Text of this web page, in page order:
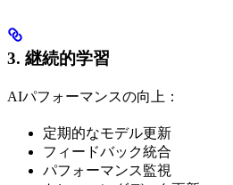
3. 継続的学習
AIパフォーマンスの向上：
定期的なモデル更新
フィードバック統合
パフォーマンス監視